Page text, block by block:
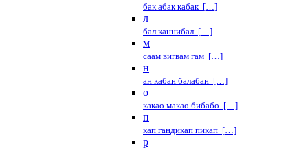
бак абак кабак […]
л
бал каннибал […]
м
саам вигвам гам […]
н
ан кабан балабан […]
о
какао макао бибабо […]
п
кап гандикап пикап […]
р